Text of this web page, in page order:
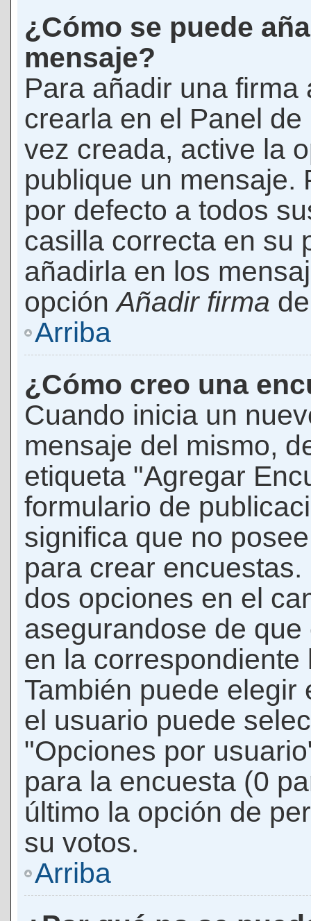
¿Cómo se puede
mensaje?
Para añadir una
crearla en el Panel
vez creada, active la
publique un mensaje.
por defecto a todos
casilla correcta en su
añadirla en los
opciónAñadir firma
Arriba
¿Cómo creo una
Cuando inicia un
mensaje del mismo,
etiqueta "Agregar
formulario de
significa que no
para crear
dos opciones en el
asegurandose de
en la
También puede
el usuario puede
"Opciones por
para la encuesta (0
último la opción de
su votos.
Arriba